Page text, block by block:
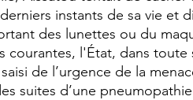
instants de sa vie et
des lunettes ou du
courantes, l'État, dans toute
de l’urgence de la
suites d’une